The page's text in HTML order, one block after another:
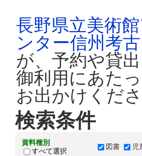
長野県立美術
ンター信州考
が、予約や貸
御利用にあた
お出かけくださ
検索条件
資料種別
すべて選択
図書 児